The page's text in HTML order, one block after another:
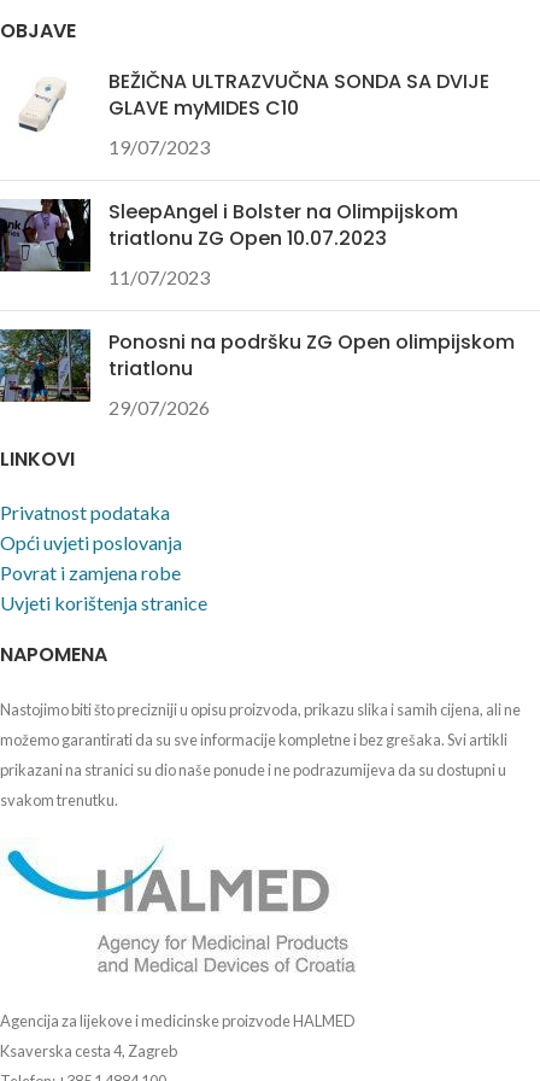
4106 503
OBJAVE
BEŽIČNA ULTRAZVUČNA SONDA SA DVIJE
GLAVE myMIDES C10
19/07/2023
SleepAngel i Bolster na Olimpijskom
triatlonu ZG Open 10.07.2023
11/07/2023
Ponosni na podršku ZG Open olimpijskom
triatlonu
29/07/2026
LINKOVI
Privatnost podataka
Opći uvjeti poslovanja
Povrat i zamjena robe
Uvjeti korištenja stranice
NAPOMENA
Nastojimo biti što precizniji u opisu proizvoda, prikazu slika i samih cijena, ali ne
možemo garantirati da su sve informacije kompletne i bez grešaka. Svi artikli
prikazani na stranici su dio naše ponude i ne podrazumijeva da su dostupni u
svakom trenutku.
Agencija za lijekove i medicinske proizvode HALMED
Ksaverska cesta 4, Zagreb